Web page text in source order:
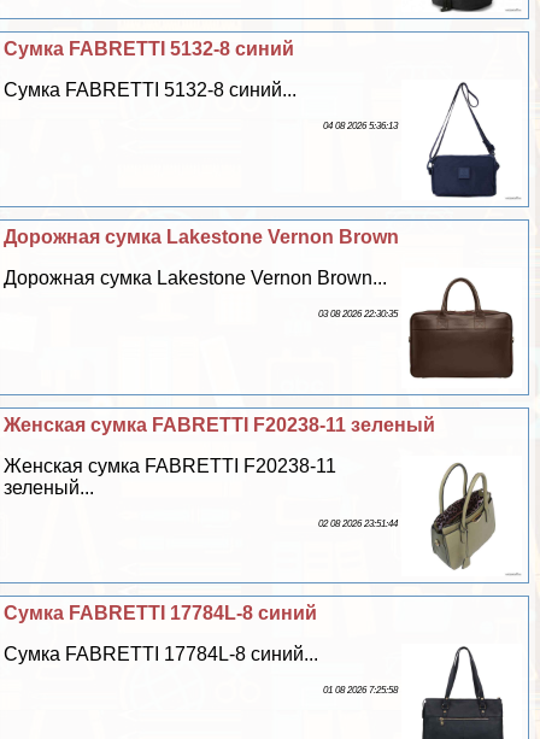
Сумка FABRETTI 5132-8 синий
Сумка FABRETTI 5132-8 синий...
04 08 2026 5:36:13
Дорожная сумка Lakestone Vernon Brown
Дорожная сумка Lakestone Vernon Brown...
03 08 2026 22:30:35
Женская сумка FABRETTI F20238-11 зеленый
Женская сумка FABRETTI F20238-11
зеленый...
02 08 2026 23:51:44
Сумка FABRETTI 17784L-8 синий
Сумка FABRETTI 17784L-8 синий...
01 08 2026 7:25:58